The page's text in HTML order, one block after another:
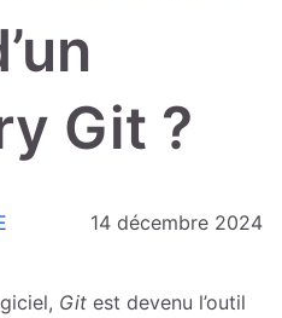
Git ?
14 décembre 2024
Git est devenu l’outil